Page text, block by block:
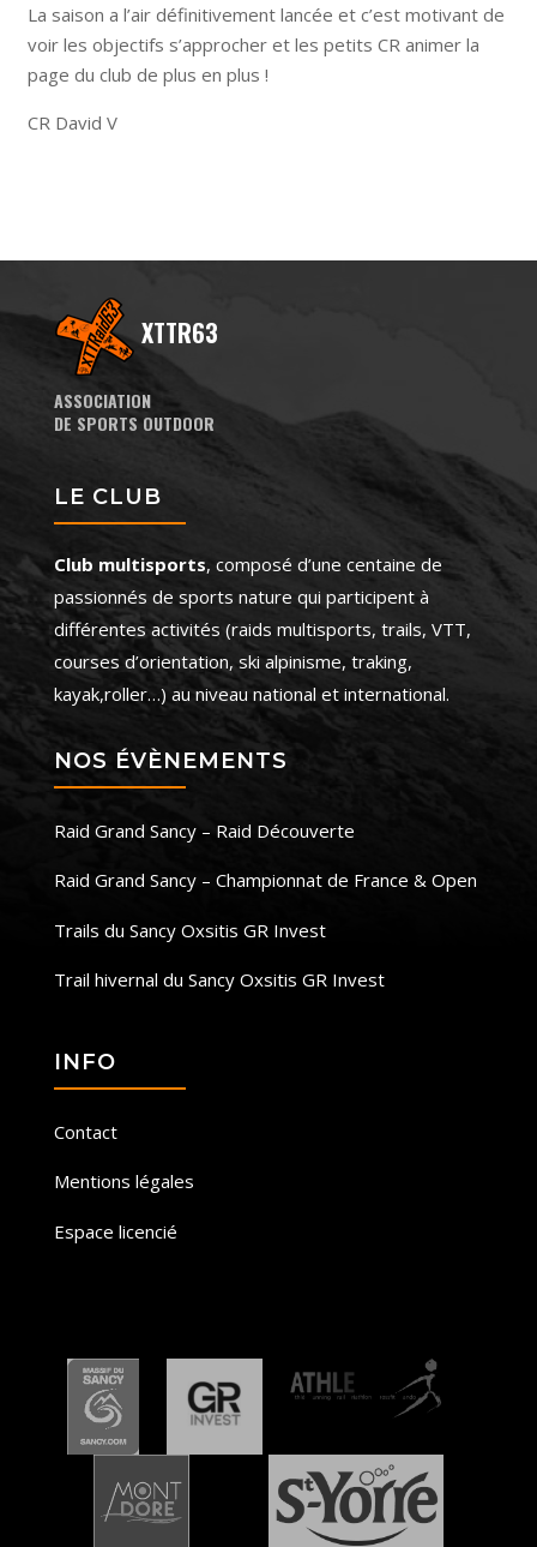
La saison a l’air définitivement lancée et c’est motivant de
voir les objectifs s’approcher et les petits CR animer la
page du club de plus en plus !
CR David V
XTTR63
ASSOCIATION
DE SPORTS OUTDOOR
LE CLUB
Club multisports, composé d’une centaine de
passionnés de sports nature qui participent à
différentes activités (raids multisports, trails, VTT,
courses d’orientation, ski alpinisme, traking,
kayak,roller…) au niveau national et international.
NOS ÉVÈNEMENTS
Raid Grand Sancy – Raid Découverte
Raid Grand Sancy – Championnat de France & Open
Trails du Sancy Oxsitis GR Invest
Trail hivernal du Sancy Oxsitis GR Invest
INFO
Contact
Mentions légales
Espace licencié